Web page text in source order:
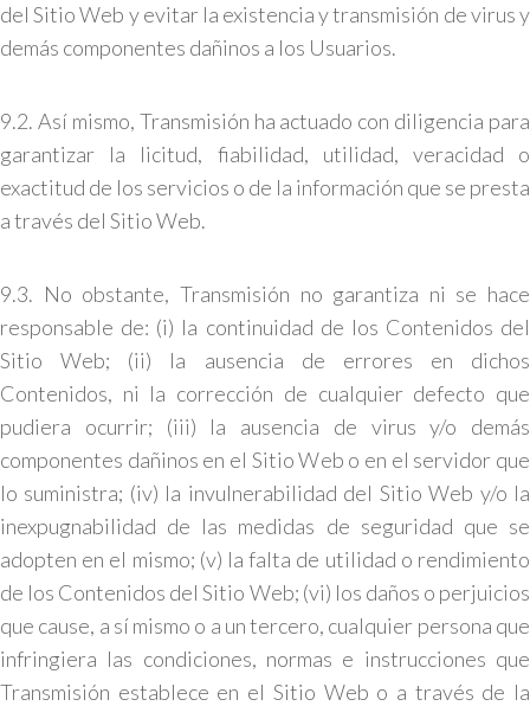
del Sitio Web y evitar la existencia y transmisión de virus y
demás componentes dañinos a los Usuarios.
9.2. Así mismo, Transmisión ha actuado con diligencia para
garantizar la licitud, fiabilidad, utilidad, veracidad o
exactitud de los servicios o de la información que se presta
a través del Sitio Web.
9.3. No obstante, Transmisión no garantiza ni se hace
responsable de: (i) la continuidad de los Contenidos del
Sitio Web; (ii) la ausencia de errores en dichos
Contenidos, ni la corrección de cualquier defecto que
pudiera ocurrir; (iii) la ausencia de virus y/o demás
componentes dañinos en el Sitio Web o en el servidor que
lo suministra; (iv) la invulnerabilidad del Sitio Web y/o la
inexpugnabilidad de las medidas de seguridad que se
adopten en el mismo; (v) la falta de utilidad o rendimiento
de los Contenidos del Sitio Web; (vi) los daños o perjuicios
que cause, a sí mismo o a un tercero, cualquier persona que
infringiera las condiciones, normas e instrucciones que
Transmisión establece en el Sitio Web o a través de la